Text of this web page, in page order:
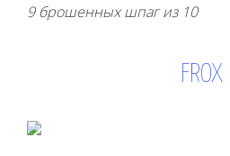
9 брошенных шпаг из 10
FROX